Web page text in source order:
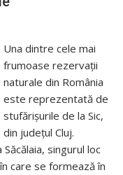
Una dintre cele mai
frumoase rezervații
naturale din România
este reprezentată de
stufărișurile de la Sic,
din județul Cluj.
singurul loc
care se formează în